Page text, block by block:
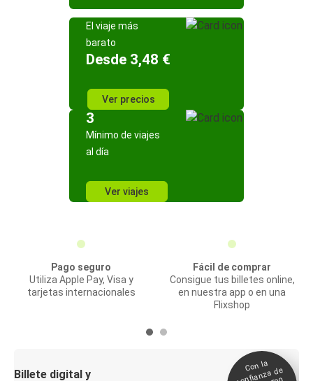
El viaje más
barato
Desde 3,48 €
Ver precios
3
Mínimo de viajes
al día
Ver viajes
Pago seguro
Utiliza Apple Pay, Visa y
tarjetas internacionales
Fácil de comprar
Consigue tus billetes online,
en nuestra app o en una
Flixshop
Billete digital y
Con la
confianza de